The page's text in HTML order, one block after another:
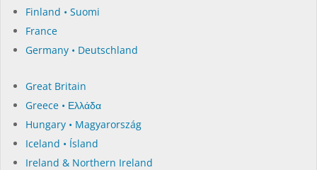
Finland • Suomi
France
Germany • Deutschland
Great Britain
Greece • Ελλάδα
Hungary • Magyarország
Iceland • Ísland
Ireland & Northern Ireland